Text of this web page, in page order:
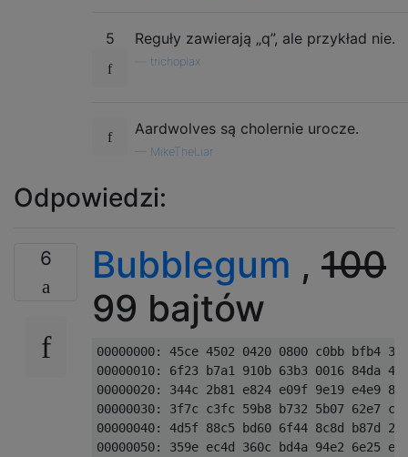
5 Reguły zawierają „q”, ale przykład nie.
trichoplax
Aardwolves są cholernie urocze.
MikeTheLiar
Odpowiedzi:
6 Bubblegum , 100
99 bajtów
00000000: 45ce 4502 0420 0800 c0bb
00000010: 6f23 b7a1 910b 63b3 0016
00000020: 344c 2b81 e824 e09f 9e19
00000030: 3f7c c3fc 59b8 b732 5b07
00000040: 4d5f 88c5 bd60 6f44 8c8d b87d
00000050: 359e ec4d 360c bd4a 94e2 6e25